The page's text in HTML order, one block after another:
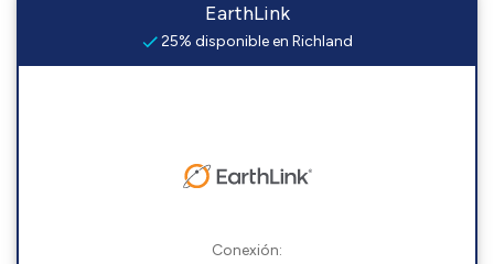
EarthLink
25% disponible en Richland
Conexión: